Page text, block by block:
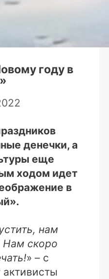
году в
денечки, а
еще
ходом идет
в
нам
Нам скоро
» – с
активисты